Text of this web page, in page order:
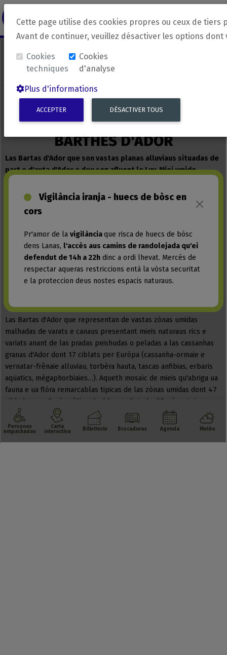
revirada Langue source Langue
Cette page utilise des cookies propres ou ceux de
Avant de continuer, veuillez désactiver les options dont
Cookies
techniques
Cookies
d'analyse
Plus d'informations
ACCEPTER DÉSACTIVER TOUS